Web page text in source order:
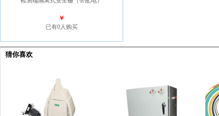
￥
已有0人购买
猜你喜欢